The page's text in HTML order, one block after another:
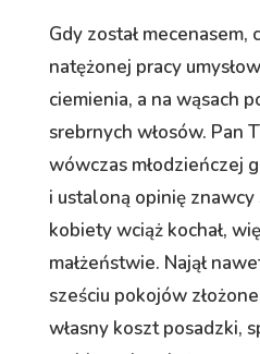
Gdy został mecenasem,
natężonej pracy
ciemienia, a na wąsach
srebrnych włosów. Pan
wówczas młodzieńczej
i ustaloną opinię
kobiety wciąż kochał,
małżeństwie. Najął
sześciu pokojów
własny koszt posadzki,